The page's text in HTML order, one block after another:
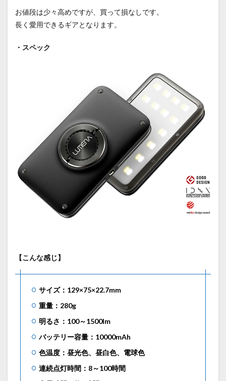
【第
１０
位⇨
位】
はい
お値段は少々高めですが、買って損なしです。
長く愛用できるギアとなります。
・スペック
【こんな感じ】
サイズ：129×75×22.7mm
重量：280g
明るさ：100～1500lm
バッテリー容量：10000mAh
色温度：昼光色、昼白色、電球色
連続点灯時間：8～100時間